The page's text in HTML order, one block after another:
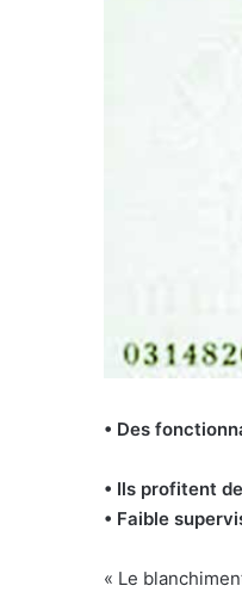
• Des
• Ils profitent
• Faible
« Le